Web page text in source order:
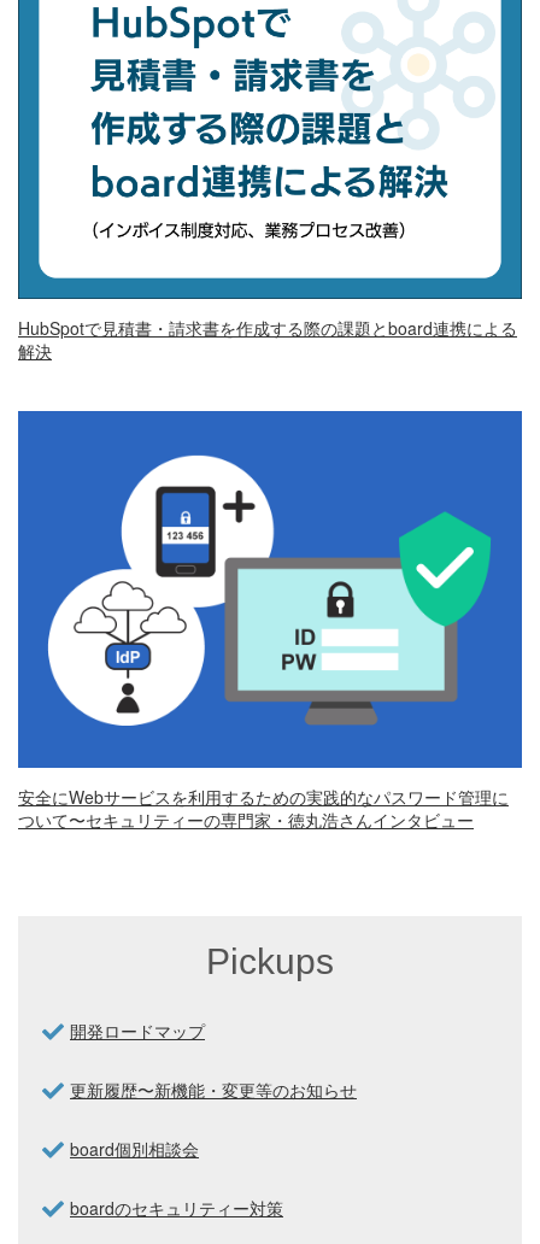
HubSpotで見積書・請求書を作成する際の課題とboard連携による
解決
安全にWebサービスを利用するための実践的なパスワード管理に
ついて〜セキュリティーの専門家・徳丸浩さんインタビュー
Pickups
開発ロードマップ
更新履歴〜新機能・変更等のお知らせ
board個別相談会
boardのセキュリティー対策